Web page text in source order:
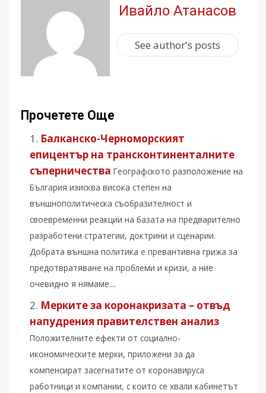
Ивайло Атанасов
See author's posts
Прочетете Още
Балканско-Черноморският
епицентър на трансконтиненталните
съперничества Географското разположение на
България изисква висока степен на
външнополитическа съобразителност и
своевременни реакции на базата на предварително
разработени стратегии, доктрини и сценарии.
Добрата външна политика е превантивна грижа за
предотвратяване на проблеми и кризи, а ние
очевидно я нямаме....
Мерките за коронакризата – отвъд
напудрения правителствен анализ
Положителните ефекти от социално-
икономическите мерки, приложени за да
компенсират засегнатите от коронавируса
работници и компании, с които се хвали кабинетът